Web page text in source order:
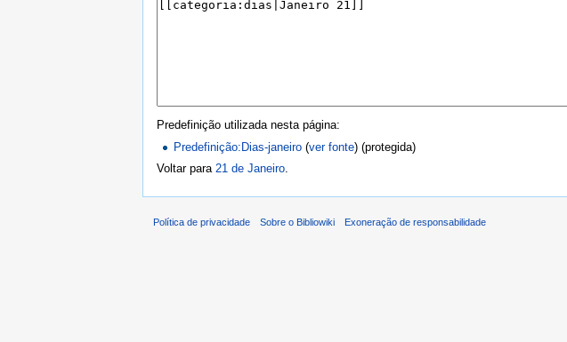
Predefinição utilizada nesta página:
Predefinição:Dias-janeiro (ver fonte) (protegida)
Voltar para 21 de Janeiro.
Política de privacidade Sobre o Bibliowiki Exoneração de responsabilidade